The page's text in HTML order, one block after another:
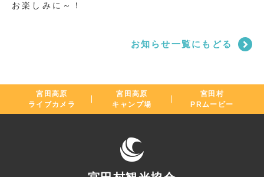
お楽しみに～！
お知らせ一覧にもどる
宮田高原
ライブカメラ
宮田高原
キャンプ場
宮田村
PRムービー